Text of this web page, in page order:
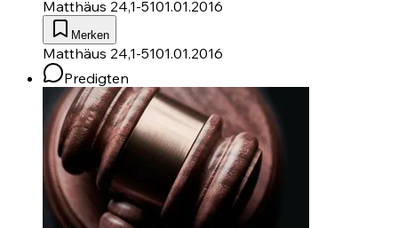
Matthäus 24,1-5101.01.2016
Merken
Matthäus 24,1-5101.01.2016
Predigten